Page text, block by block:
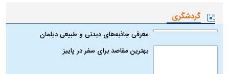
گردشگری
معرفی جاذبه‌های دیدنی و طبیعی دیلمان
بهترین مقاصد برای سفر در پاییز